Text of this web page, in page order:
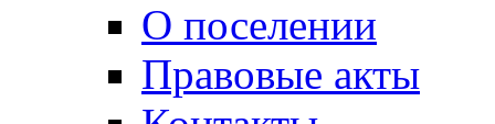
О поселении
Правовые акты